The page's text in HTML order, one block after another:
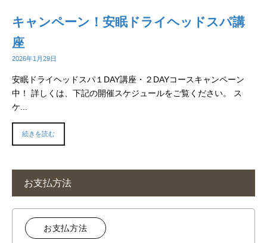
キャンペーン！安眠ドライヘッドスパ講
座
2026年1月29日
安眠ドライヘッドスパ１DAY講座・２DAYコースキャンペーン
中！ 詳しくは、下記の開催スケジュールをご覧ください。 ス
ケ...
続きを読む
お支払方法
お支払方法